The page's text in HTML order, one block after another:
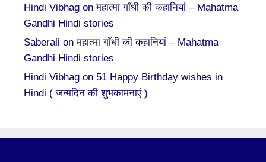
Hindi Vibhag onमहात्मा गाँधी की कहानियां – Mahatma
Gandhi Hindi stories
Saberali onमहात्मा गाँधी की कहानियां – Mahatma
Gandhi Hindi stories
Hindi Vibhag on 51 Happy Birthday wishes in
Hindi ( जन्मदिन की शुभकामनाएं )